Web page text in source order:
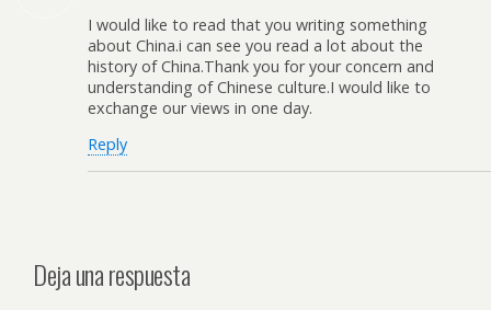
I would like to read that you writing something
about China.i can see you read a lot about the
history of China.Thank you for your concern and
understanding of Chinese culture.I would like to
exchange our views in one day.
Reply
Deja una respuesta